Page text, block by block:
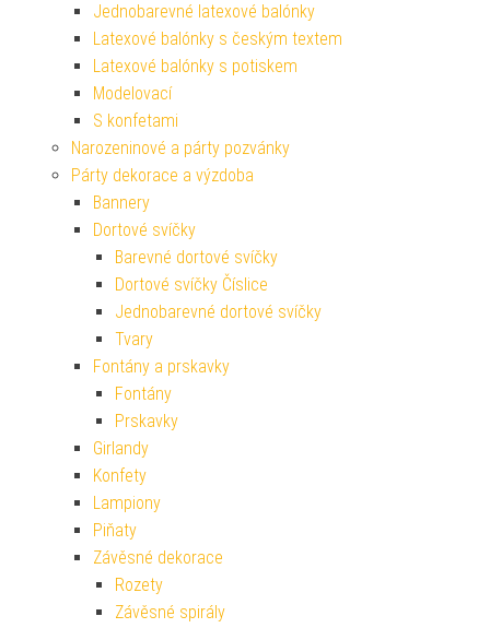
Jednobarevné latexové balónky
Latexové balónky s českým textem
Latexové balónky s potiskem
Modelovací
S konfetami
Narozeninové a párty pozvánky
Párty dekorace a výzdoba
Bannery
Dortové svíčky
Barevné dortové svíčky
Dortové svíčky Číslice
Jednobarevné dortové svíčky
Tvary
Fontány a prskavky
Fontány
Prskavky
Girlandy
Konfety
Lampiony
Piňaty
Závěsné dekorace
Rozety
Závěsné spirály